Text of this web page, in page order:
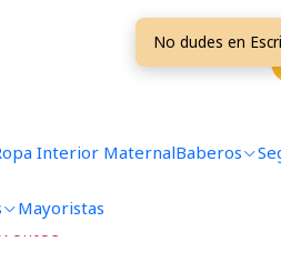
Interior MaternalBaberos
Mayoristas
No dudes en